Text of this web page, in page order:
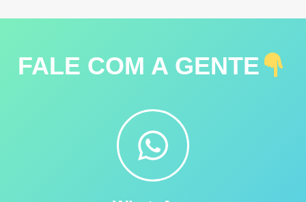
FALE COM A GENTE